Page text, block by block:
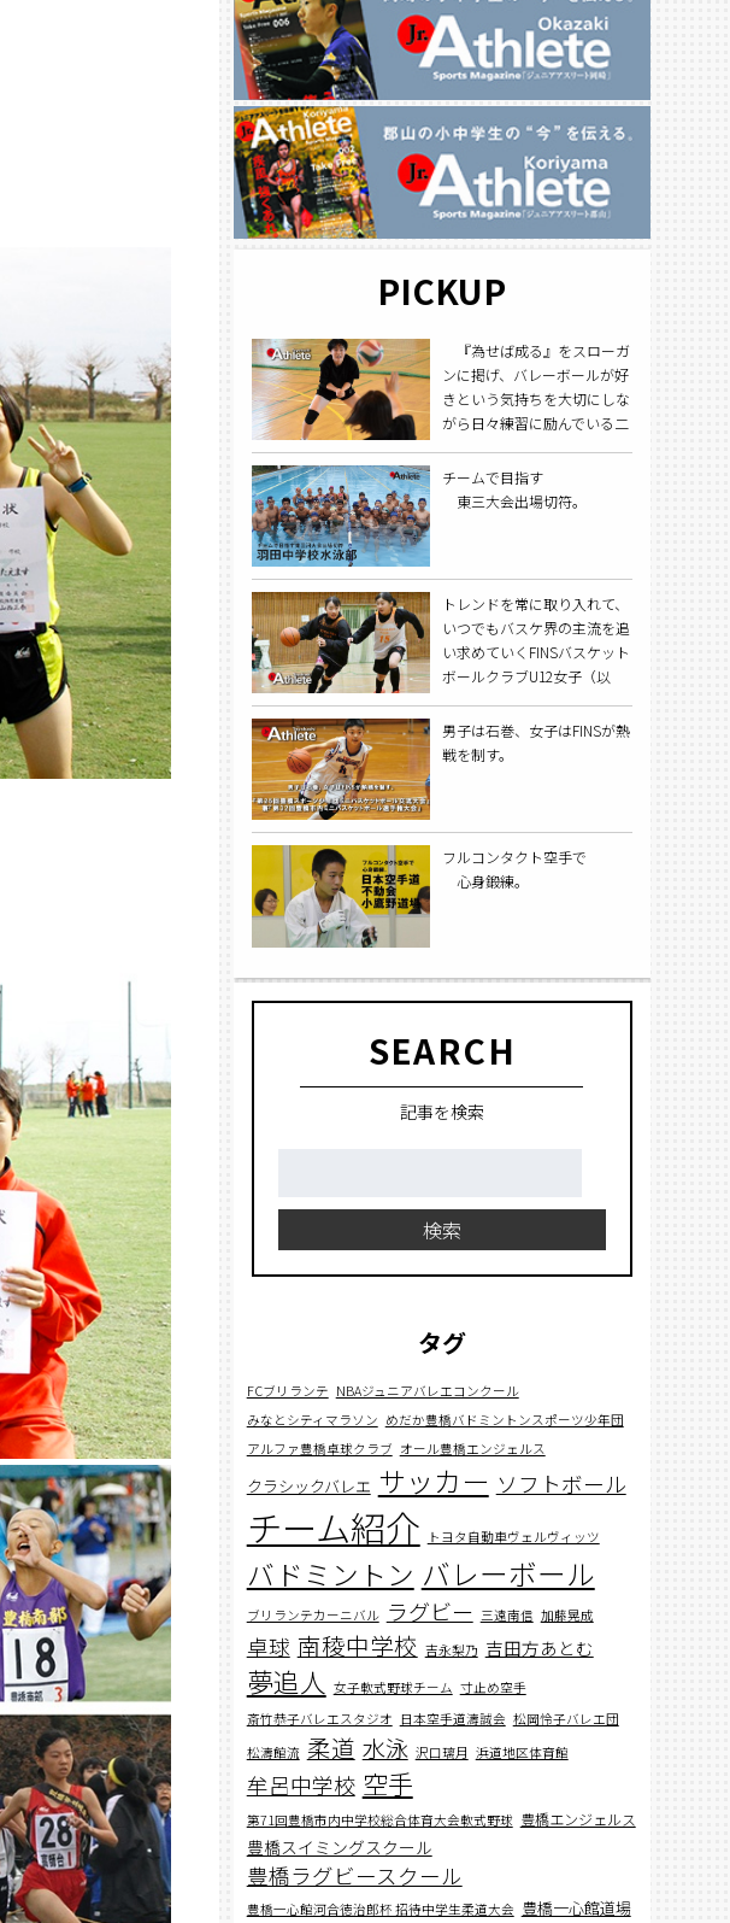
PICKUP
『為せば成る』をスローガ
ンに掲げ、バレーボールが好
きという気持ちを大切にしな
がら日々練習に励んでいる二
材した。
チームで目指す
東三大会出場切符。
トレンドを常に取り入れて、
いつでもバスケ界の主流を追
い求めていくFINSバスケット
ボールクラブU12女子（以
男子は石巻、女子はFINSが熱
戦を制す。
フルコンタクト空手で
心身鍛練。
SEARCH
記事を検索
検索
タグ
FCブリランテ NBAジュニアバレエコンクール
みなとシティマラソン めだか豊橋バドミントンスポーツ少年団
アルファ豊橋卓球クラブ オール豊橋エンジェルス
クラシックバレエ サッカー ソフトボール
チーム紹介 トヨタ自動車ヴェルヴィッツ
バドミントン バレーボール
ブリランテカーニバル ラグビー 三遠南信 加藤晃成
卓球 南稜中学校 吉永梨乃 吉田方あとむ
夢追人 女子軟式野球チーム 寸止め空手
斎竹恭子バレエスタジオ 日本空手道濤誠会 松岡怜子バレエ団
松濤館流 柔道 水泳 沢口璃月 浜道地区体育館
牟呂中学校 空手
第71回豊橋市内中学校総合体育大会軟式野球 豊橋エンジェルス
豊橋スイミングスクール
豊橋ラグビースクール
豊橋一心館河合徳治郎杯 招待中学生柔道大会 豊橋一心館道場